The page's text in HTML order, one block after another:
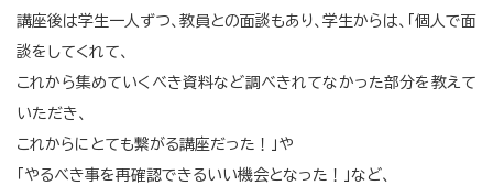
講座後は学生一人ずつ、教員との面談もあり、学生からは、「個人で面
談をしてくれて、
これから集めていくべき資料など調べきれてなかった部分を教えて
いただき、
これからにとても繋がる講座だった！」や
「やるべき事を再確認できるいい機会となった！」など、